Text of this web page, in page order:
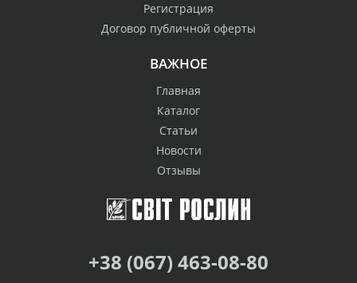
Регистрация
Договор публичной оферты
ВАЖНОЕ
Главная
Каталог
Статьи
Новости
Отзывы
+38 (067) 463-08-80